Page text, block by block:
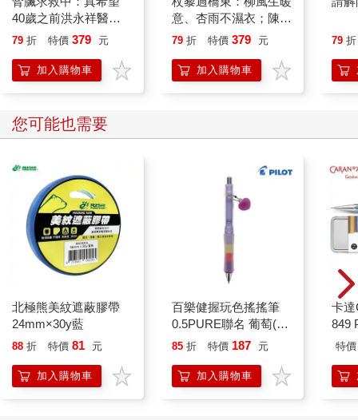
40歲之前洪永祥醫師
就告訴我這些事
79 折 特價 379 元
加入購物車
意、杏雨不濕衣；陳亮
恭談以心轉境的適齡漫
79 折 特價 379 元
加入購物車
79 折
您可能也需要
北極熊美紋遮蔽膠帶
24mm×30y藍
88 折 特價 81 元
加入購物車
百樂健握玩色搖搖筆
0.5PURE聯名 葡萄(限
量)
85 折 特價 187 元
加入購物車
卡
849
筆
特價